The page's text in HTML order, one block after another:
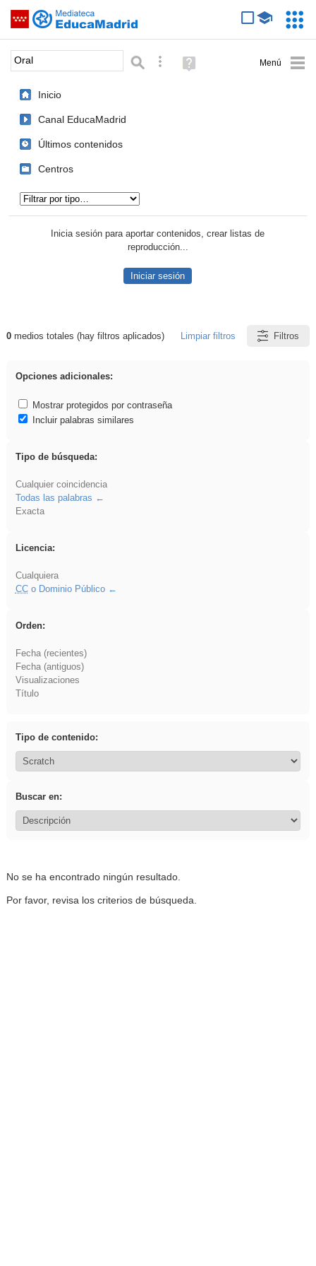
Saltar navegación
Palabra o frase: Búsqueda avanzada
Ayuda
(en
Inicio
Canal EducaMadrid
Últimos contenidos
Centros
Inicia sesión para aportar contenidos, crear listas de
reproducción...
Iniciar sesión
Resultados de: Oral
0medios totales (hay filtros aplicados) Limpiar filtros Filtros
Opciones adicionales:
Mostrar protegidos por contraseña
Incluir palabras similares
Tipo de búsqueda:
Cualquier coincidencia
Todas las palabras
Exacta
Licencia:
Cualquiera
CCo Dominio Público
Orden:
Fecha (recientes)
Fecha (antiguos)
Visualizaciones
Título
Tipo de contenido:
Buscar en:
No se ha encontrado ningún resultado.
Por favor, revisa los criterios de búsqueda.